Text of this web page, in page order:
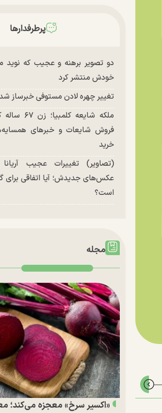
پرطرفدارها
دو تصویر برهنه و عجیب که نوید
خودش منتشر کرد
تغییر چهره لادن مستوفی خبرساز
ملکه شایعه
فروش شایعات و خبر‌های
خرید
(تصاویر) تغییرات عجیب آریانا
عکس‌های جدیدش؛ آیا اتفاقی برای
است؟
مجله
«اکسیر سرخ» معجزه می‌کند؛